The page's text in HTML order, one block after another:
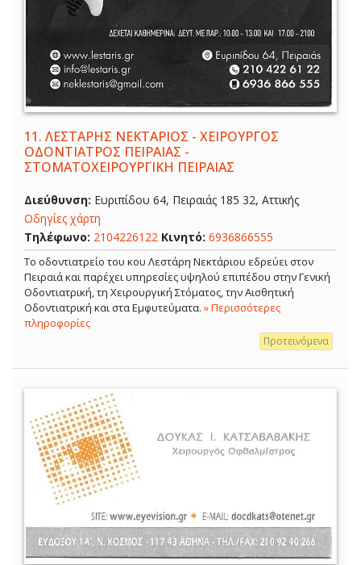
11. ΛΕΣΤΑΡΗΣ ΝΕΚΤΑΡΙΟΣ - ΧΕΙΡΟΥΡΓΟΣ
ΟΔΟΝΤΙΑΤΡΟΣ ΠΕΙΡΑΙΑΣ -
ΣΤΟΜΑΤΟΧΕΙΡΟΥΡΓΙΚΗ ΠΕΙΡΑΙΑΣ
Διεύθυνση: Ευριπίδου 64, Πειραιάς 185 32, Αττικής
Οδηγίες χάρτη
Τηλέφωνο: 2104226122 Κινητό: 6936866555
Το οδοντιατρείο του κου Λεστάρη Νεκτάριου εδρεύει στον
Πειραιά και παρέχει υπηρεσίες υψηλού επιπέδου στην Γενική
Οδοντιατρική, τη Χειρουργική Στόματος, την Αισθητική
Οδοντιατρική και στα Εμφυτεύματα. » Περισσότερες
πληροφορίες
Προτεινόμενα